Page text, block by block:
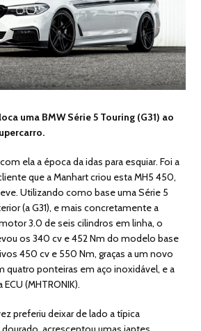
uma BMW Série 5 Touring (G31) ao
ela a época da idas para esquiar. Foi a
que a Manhart criou esta MH5 450,
Utilizando como base uma Série 5
(a G31), e mais concretamente a
3.0 de seis cilindros em linha, o
os 340 cv e 452 Nm do modelo base
450 cv e 550 Nm, graças a um novo
quatro ponteiras em aço inoxidável, e a
(MHTRONIK).
preferiu deixar de lado a típica